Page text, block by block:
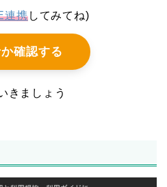
連携してみてね)
確認する
きましょう